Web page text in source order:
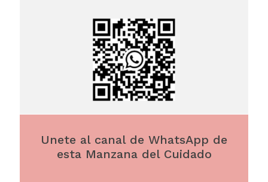
Unete al canal de WhatsApp de
esta Manzana del Cuidado